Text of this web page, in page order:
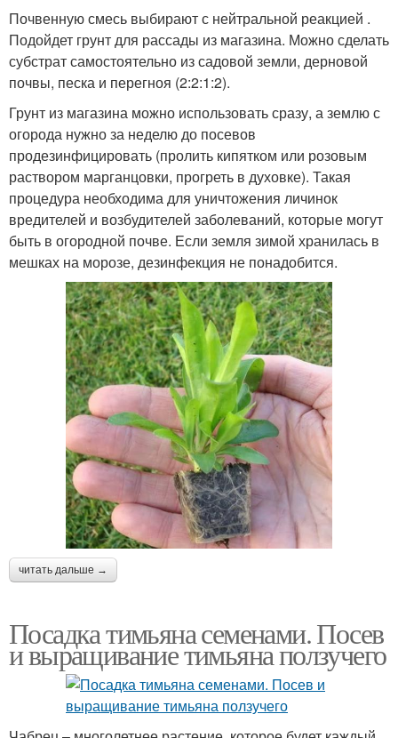
Почвенную смесь выбирают с нейтральной реакцией .
Подойдет грунт для рассады из магазина. Можно сделать
субстрат самостоятельно из садовой земли, дерновой
почвы, песка и перегноя (2:2:1:2).
Грунт из магазина можно использовать сразу, а землю с
огорода нужно за неделю до посевов
продезинфицировать (пролить кипятком или розовым
раствором марганцовки, прогреть в духовке). Такая
процедура необходима для уничтожения личинок
вредителей и возбудителей заболеваний, которые могут
быть в огородной почве. Если земля зимой хранилась в
мешках на морозе, дезинфекция не понадобится.
читать дальше →
Посадка тимьяна семенами. Посев
и выращивание тимьяна ползучего